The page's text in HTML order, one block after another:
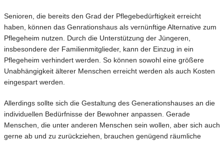
Senioren, die bereits den Grad der Pflegebedürftigkeit erreicht
haben, können das Genrationshaus als vernünftige Alternative zum
Pflegeheim nutzen. Durch die Unterstützung der Jüngeren,
insbesondere der Familienmitglieder, kann der Einzug in ein
Pflegeheim verhindert werden. So können sowohl eine größere
Unabhängigkeit älterer Menschen erreicht werden als auch Kosten
eingespart werden.
Allerdings sollte sich die Gestaltung des Generationshauses an die
individuellen Bedürfnisse der Bewohner anpassen. Gerade
Menschen, die unter anderen Menschen sein wollen, aber sich auch
gerne ab und zu zurückziehen, brauchen genügend räumliche